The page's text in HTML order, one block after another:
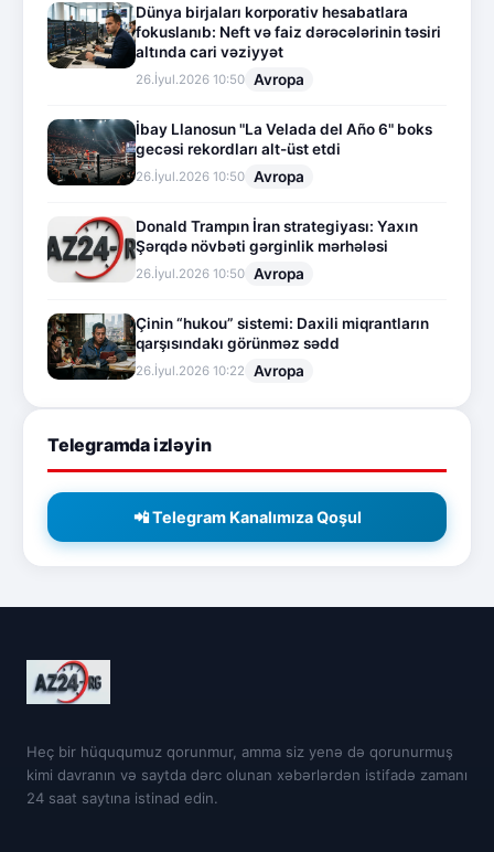
Dünya birjaları korporativ hesabatlara
fokuslanıb: Neft və faiz dərəcələrinin təsiri
altında cari vəziyyət
26.İyul.2026 10:50 Avropa
İbay Llanosun "La Velada del Año 6" boks
gecəsi rekordları alt-üst etdi
26.İyul.2026 10:50 Avropa
Donald Trampın İran strategiyası: Yaxın
Şərqdə növbəti gərginlik mərhələsi
26.İyul.2026 10:50 Avropa
Çinin “hukou” sistemi: Daxili miqrantların
qarşısındakı görünməz sədd
26.İyul.2026 10:22 Avropa
Telegramda izləyin
📲 Telegram Kanalımıza Qoşul
Heç bir hüququmuz qorunmur, amma siz yenə də qorunurmuş
kimi davranın və saytda dərc olunan xəbərlərdən istifadə zamanı
24 saat saytına istinad edin.